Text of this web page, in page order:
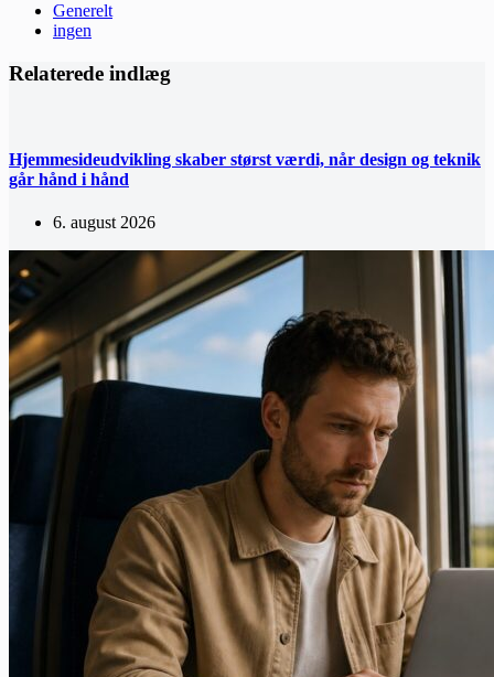
Generelt
ingen
Relaterede indlæg
Hjemmesideudvikling skaber størst værdi, når design og teknik
går hånd i hånd
6. august 2026